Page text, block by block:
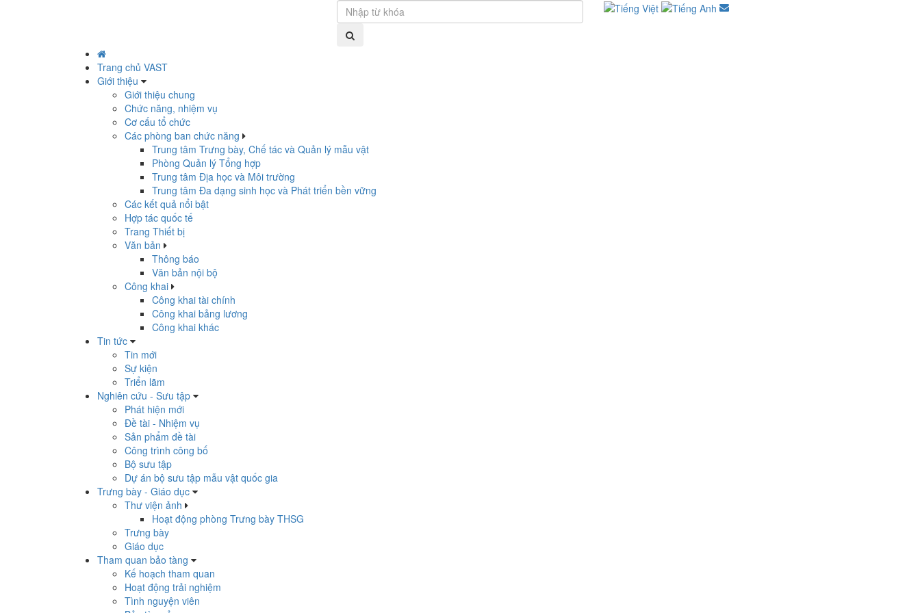
Trang chủ VAST
Giới thiệu
Giới thiệu chung
Chức năng, nhiệm vụ
Cơ cấu tổ chức
Các phòng ban chức năng
Trung tâm Trưng bày, Chế tác và Quản lý mẫu vật
Phòng Quản lý Tổng hợp
Trung tâm Địa học và Môi trường
Trung tâm Đa dạng sinh học và Phát triển bền vững
Các kết quả nổi bật
Hợp tác quốc tế
Trang Thiết bị
Văn bản
Thông báo
Văn bản nội bộ
Công khai
Công khai tài chính
Công khai bảng lương
Công khai khác
Tin tức
Tin mới
Sự kiện
Triển lãm
Nghiên cứu - Sưu tập
Phát hiện mới
Đề tài - Nhiệm vụ
Sản phẩm đề tài
Công trình công bố
Bộ sưu tập
Dự án bộ sưu tập mẫu vật quốc gia
Trưng bày - Giáo dục
Thư viện ảnh
Hoạt động phòng Trưng bày THSG
Trưng bày
Giáo dục
Tham quan bảo tàng
Kế hoạch tham quan
Hoạt động trải nghiệm
Tình nguyện viên